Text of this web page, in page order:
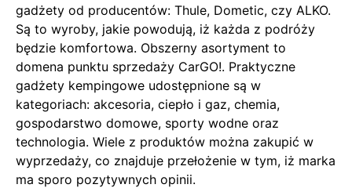
gadżety od producentów: Thule, Dometic, czy ALKO.
Są to wyroby, jakie powodują, iż każda z podróży
będzie komfortowa. Obszerny asortyment to
domena punktu sprzedaży CarGO!. Praktyczne
gadżety kempingowe udostępnione są w
kategoriach: akcesoria, ciepło i gaz, chemia,
gospodarstwo domowe, sporty wodne oraz
technologia. Wiele z produktów można zakupić w
wyprzedaży, co znajduje przełożenie w tym, iż marka
ma sporo pozytywnych opinii.